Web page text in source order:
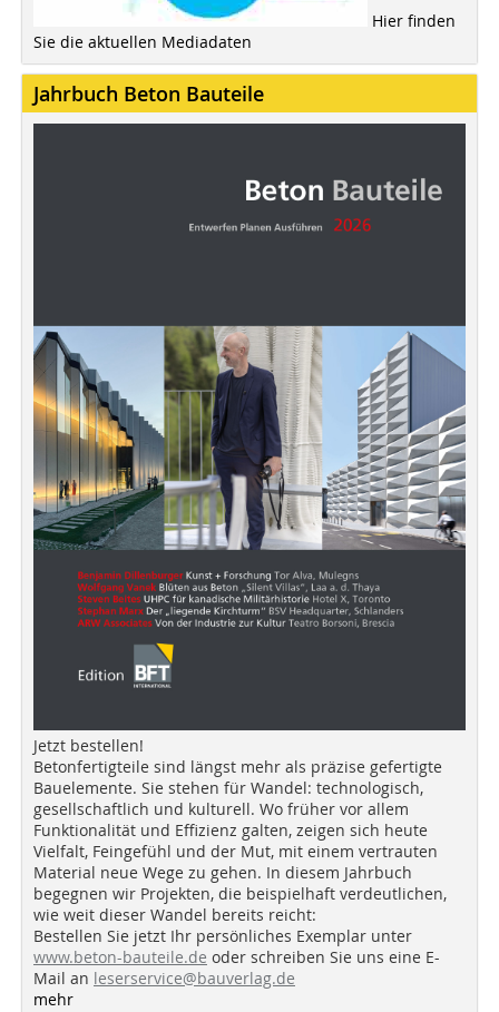
Hier finden
Sie die aktuellen Mediadaten
Jahrbuch Beton Bauteile
Jetzt bestellen!
Betonfertigteile sind längst mehr als präzise gefertigte
Bauelemente. Sie stehen für Wandel: technologisch,
gesellschaftlich und kulturell. Wo früher vor allem
Funktionalität und Effizienz galten, zeigen sich heute
Vielfalt, Feingefühl und der Mut, mit einem vertrauten
Material neue Wege zu gehen. In diesem Jahrbuch
begegnen wir Projekten, die beispielhaft verdeutlichen,
wie weit dieser Wandel bereits reicht:
Bestellen Sie jetzt Ihr persönliches Exemplar unter
www.beton-bauteile.de oder schreiben Sie uns eine E-
Mail an leserservice@bauverlag.de
mehr